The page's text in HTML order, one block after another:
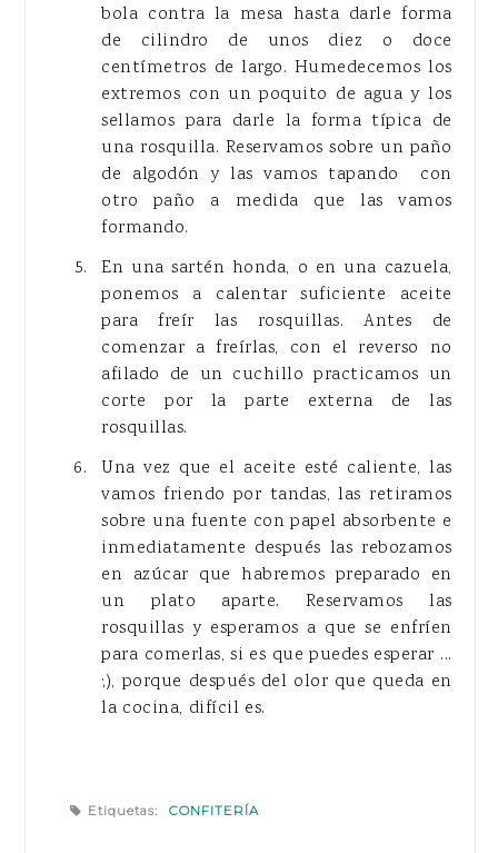
bola contra la mesa hasta darle forma
de cilindro de unos diez o doce
centímetros de largo. Humedecemos los
extremos con un poquito de agua y los
sellamos para darle la forma típica de
una rosquilla. Reservamos sobre un paño
de algodón y las vamos tapando con
otro paño a medida que las vamos
formando.
En una sartén honda, o en una cazuela,
ponemos a calentar suficiente aceite
para freír las rosquillas. Antes de
comenzar a freírlas, con el reverso no
afilado de un cuchillo practicamos un
corte por la parte externa de las
rosquillas.
Una vez que el aceite esté caliente, las
vamos friendo por tandas, las retiramos
sobre una fuente con papel absorbente e
inmediatamente después las rebozamos
en azúcar que habremos preparado en
un plato aparte. Reservamos las
rosquillas y esperamos a que se enfríen
para comerlas, si es que puedes esperar ...
;), porque después del olor que queda en
la cocina, difícil es.
Etiquetas: CONFITERÍA